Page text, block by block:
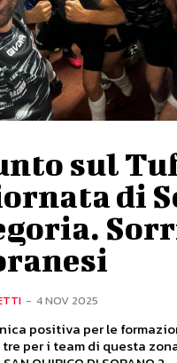
sul
di
- 4 NOV 2025
positiva per le
per i team di questa